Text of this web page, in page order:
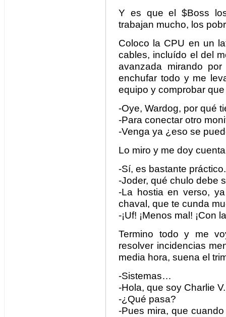
Y es que el $Boss los
trabajan mucho, los
Coloco la CPU en un
cables, incluído el del
avanzada mirando
enchufar todo y me
equipo y comprobar
-Oye, Wardog, por qué
-Para conectar otro
-Venga ya ¿eso se
Lo miro y me doy
-Sí, es bastante práctico.
-Joder, qué chulo debe
-La hostia en verso,
chaval, que te cunda
-¡Uf! ¡Menos mal! ¡Con
Termino todo y me
resolver incidencias
media hora, suena el
-Sistemas…
-Hola, que soy Charlie V.
-¿Qué pasa?
-Pues mira, que